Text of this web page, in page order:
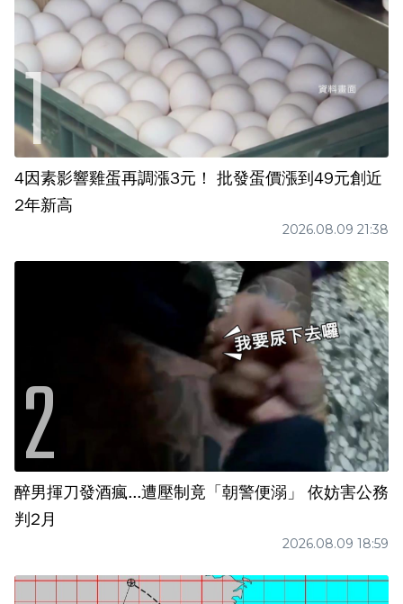
4因素影響雞蛋再調漲3元！ 批發蛋價漲到49元創近
2年新高
2026.08.09 21:38
醉男揮刀發酒瘋...遭壓制竟「朝警便溺」 依妨害公務
判2月
2026.08.09 18:59